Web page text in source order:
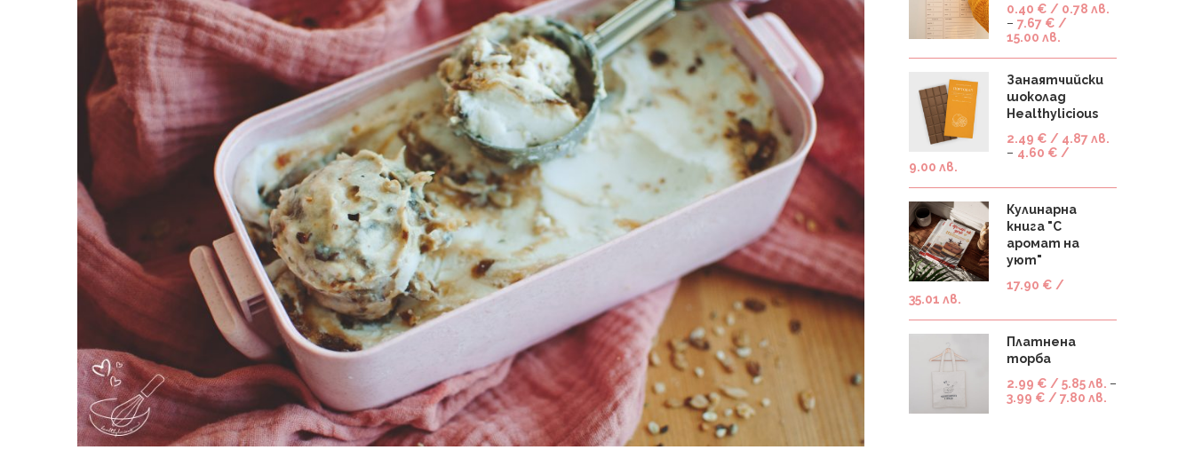
0.40 € / 0.78 лв.
– 7.67 € /
15.00 лв.
Занаятчийски
шоколад
Healthylicious
2.49 € / 4.87 лв.
– 4.60 € /
9.00 лв.
Кулинарна
книга "С
аромат на
уют"
17.90 € /
35.01 лв.
Платнена
торба
2.99 € / 5.85 лв. –
3.99 € / 7.80 лв.